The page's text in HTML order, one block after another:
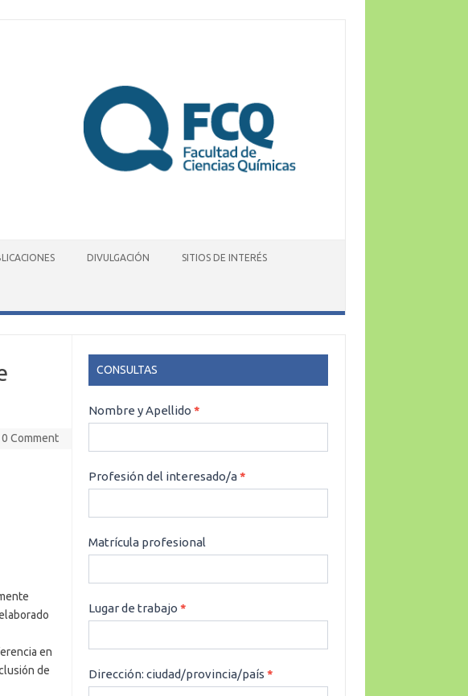
DIVULGACIÓN SITIOS DE INTERÉS
0 Comment
en
de
CONSULTAS
CONSULTAS
Nombre y Apellido*
Profesión del interesado/a*
Matrícula profesional
Lugar de trabajo*
Dirección: ciudad/provincia/país*